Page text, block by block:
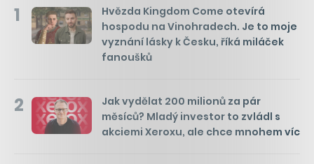
1
Hvězda Kingdom Come otevírá
hospodu na Vinohradech. Je to moje
vyznání lásky k Česku, říká miláček
fanoušků
2
Jak vydělat 200 milionů za pár
měsíců? Mladý investor to zvládl s
akciemi Xeroxu, ale chce mnohem víc